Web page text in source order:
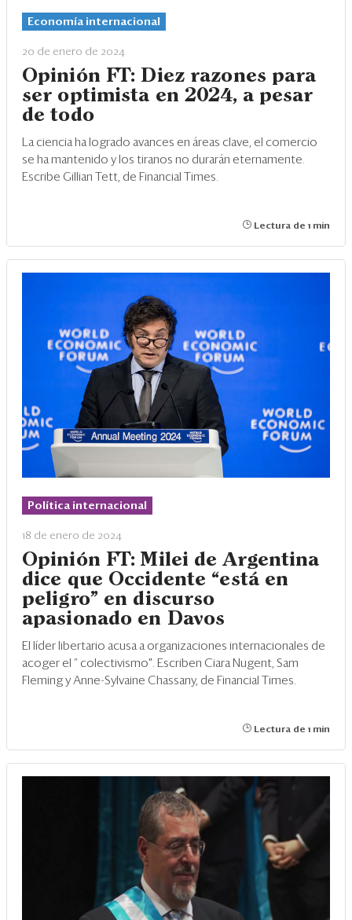
Economía internacional
20 de enero de 2024
Opinión FT: Diez razones para
ser optimista en 2024, a pesar
de todo
La ciencia ha logrado avances en áreas clave, el comercio
se ha mantenido y los tiranos no durarán eternamente.
Escribe Gillian Tett, de Financial Times.
Lectura de 1 min
Política internacional
18 de enero de 2024
Opinión FT: Milei de Argentina
dice que Occidente “está en
peligro" en discurso
apasionado en Davos
El líder libertario acusa a organizaciones internacionales de
acoger el “ colectivismo". Escriben Ciara Nugent, Sam
Fleming y Anne-Sylvaine Chassany, de Financial Times.
Lectura de 1 min